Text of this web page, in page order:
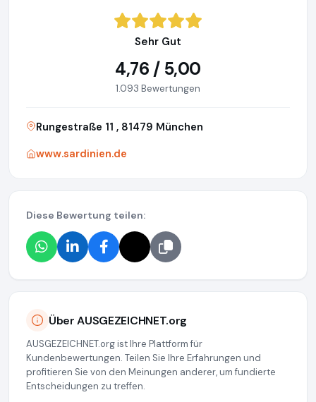
Sehr Gut
4,76 / 5,00
1.093 Bewertungen
Rungestraße 11 , 81479 München
www.sardinien.de
Diese Bewertung teilen:
Über AUSGEZEICHNET.org
AUSGEZEICHNET.org ist Ihre Plattform für
Kundenbewertungen. Teilen Sie Ihre Erfahrungen und
profitieren Sie von den Meinungen anderer, um fundierte
Entscheidungen zu treffen.